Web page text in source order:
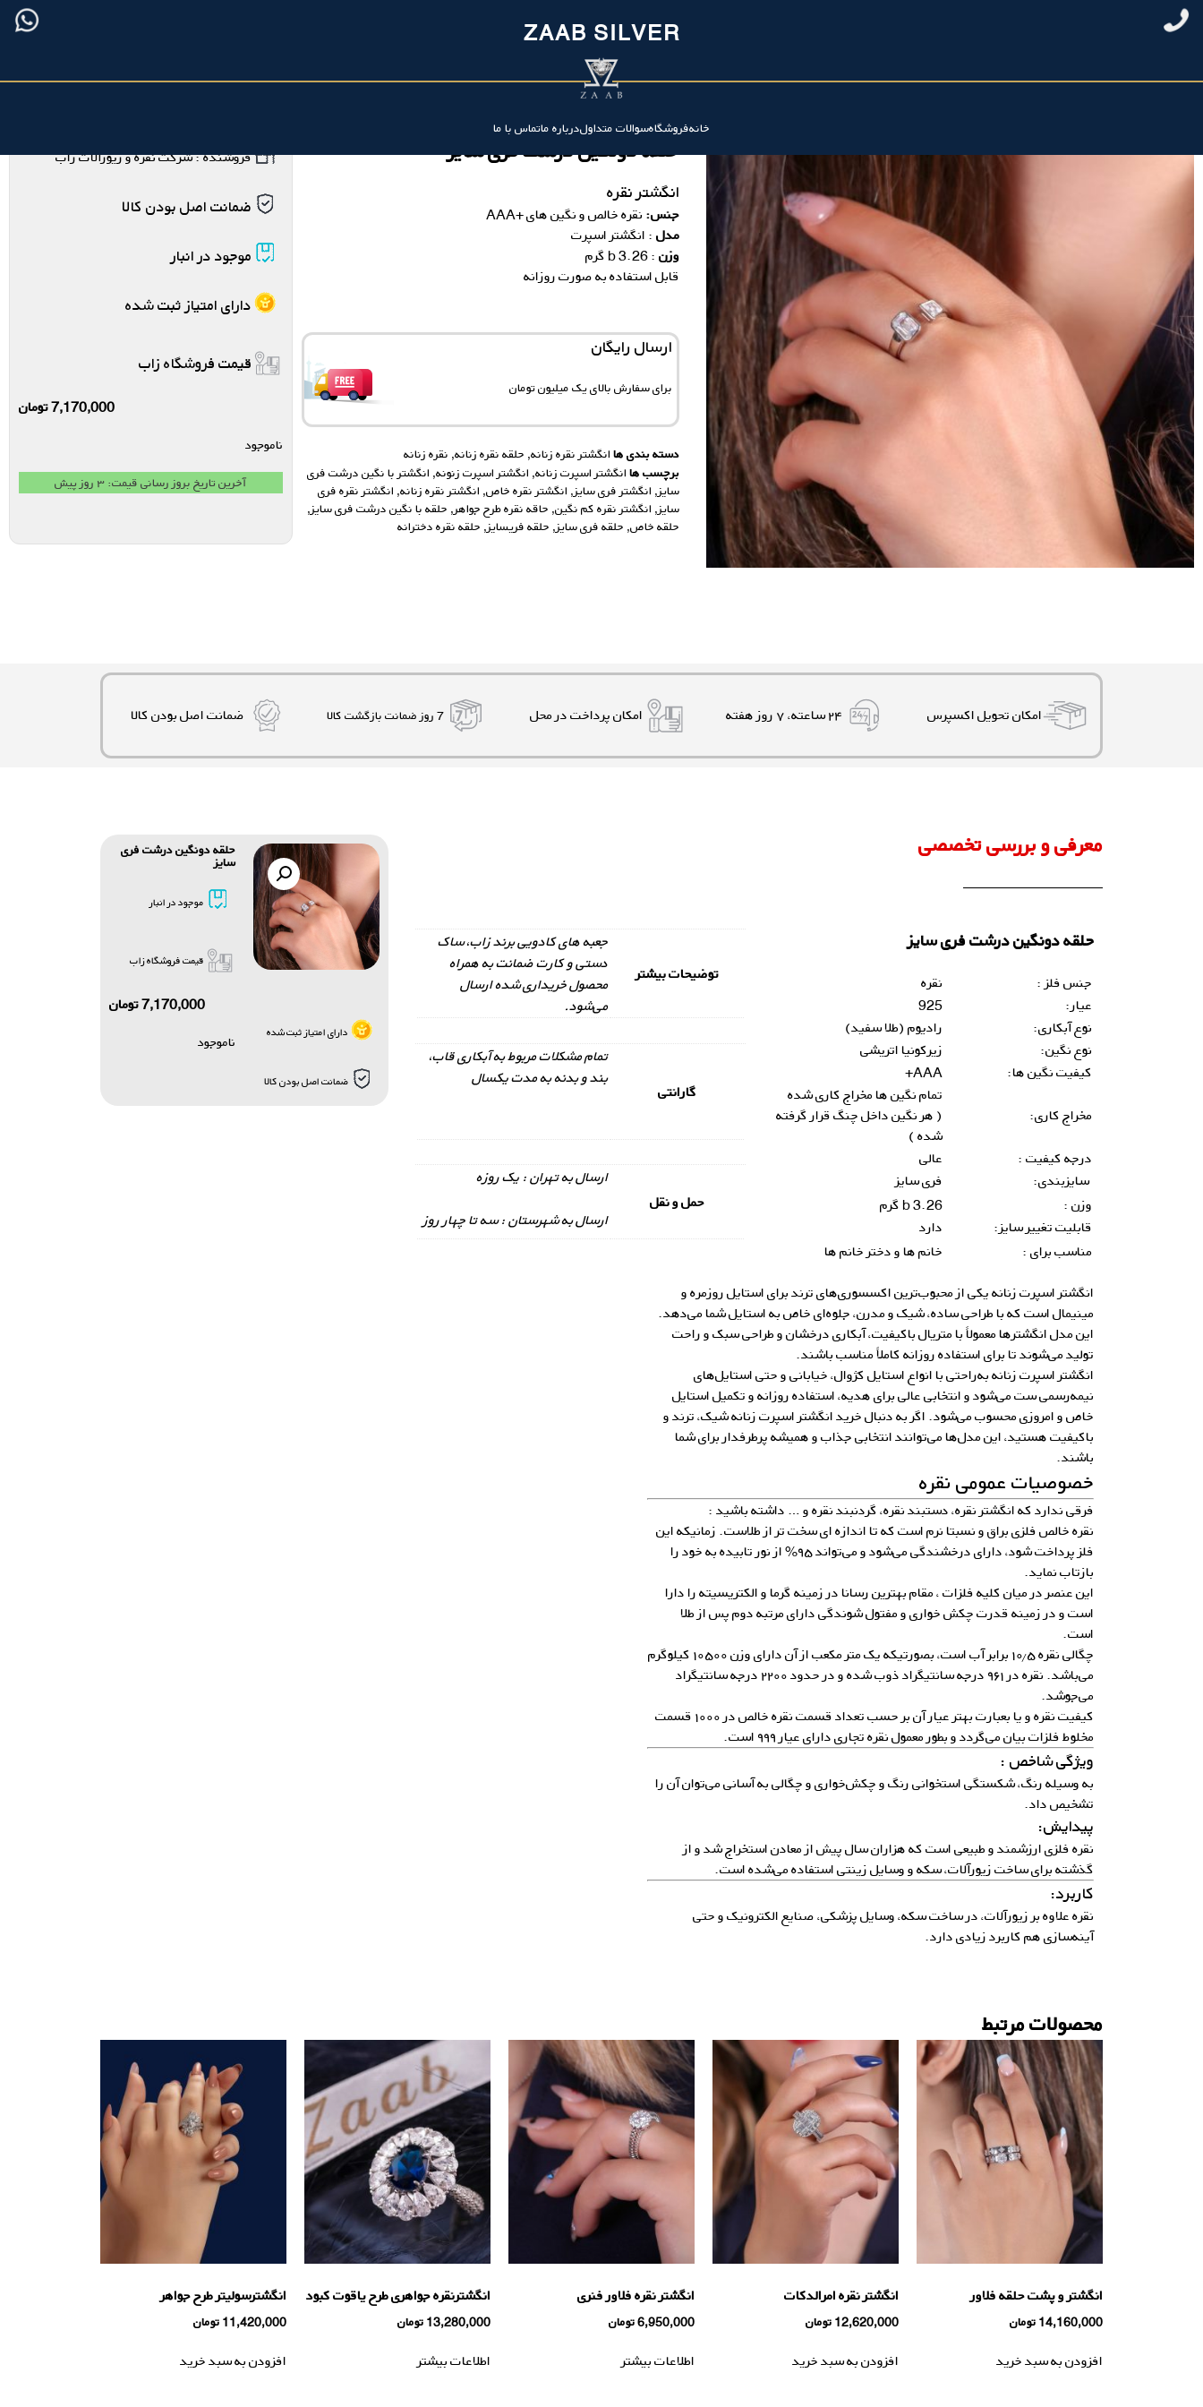
ZAAB SILVER
خانهفروشگاهسوالات متداولدرباره ماتماس با ما
خانه/
حلقه دونگین درشت فری سایز
انگشتر نقره
جنس: نقره خالص و نگین های +AAA
مدل : انگشتر اسپرت
وزن : 3.26 b گرم
قابل استفاده به صورت روزانه
ارسال رایگان
برای سفارش‌ بالای یک میلیون تومان
دسته بندی ها انگشتر نقره زنانه, حلقه نقره زنانه, نقره زنانه
برچسب ها انگشتر اسپرت زنانه, انگشتر اسپرت زنونه, انگشتر با نگین درشت فری
سایز, انگشتر فری سایز, انگشتر نقره خاص, انگشتر نقره زنانه, انگشتر نقره فری
سایز, انگشتر نقره کم نگین, حاقه نقره طرح جواهر, حلقه با نگین درشت فری سایز,
حلقه خاص, حلقه فری سایز, حلقه فریسایز, حلقه نقره دخترانه
فروشنده : شرکت نقره و زیورآلات زاب
ضمانت اصل بودن کالا
موجود در انبار
دارای امتیاز ثبت شده
قیمت فروشگاه زاب
7,170,000تومان
ناموجود
آخرین تاریخ بروز رسانی قیمت: ۳ روز پیش
امکان تحویل اکسپرس ۲۴ ساعته، ۷ روز هفته امکان پرداخت در محل 7 روز ضمانت بازگشت کالا ضمانت اصل بودن کالا
معرفی و بررسی تخصصی
حلقه دونگین درشت فری سایز
جنس فلز :
نقره
عیار:
925
نوع آبکاری:
رادیوم (طلا سفید)
نوع نگین:
زیرکونیا اتریشی
کیفیت نگین ها:
AAA+
مخراج کاری:
تمام نگین ها مخراج کاری شده
( هر نگین داخل چنگ قرار گرفته
شده )
درجه کیفیت :
عالی
سایزبندی:
فری سایز
وزن :
3.26 b گرم
قابلیت تغییر سایز:
دارد
مناسب برای :
خانم ها و دختر خانم ها
توضیحات بیشتر
جعبه های کادویی برند زاب، ساک
دستی و کارت ضمانت به همراه
محصول خریداری شده ارسال
می‌شود.
گارانتی
تمام مشکلات مربوط به آبکاری قاب،
بند و بدنه به مدت یکسال
حمل و نقل
ارسال به تهران : یک روزه
ارسال به شهرستان : سه تا چهار روز
انگشتر اسپرت زنانه یکی از محبوب‌ترین اکسسوری‌های ترند برای استایل روزمره و
مینیمال است که با طراحی ساده، شیک و مدرن، جلوه‌ای خاص به استایل شما می‌دهد.
این مدل انگشترها معمولاً با متریال باکیفیت، آبکاری درخشان و طراحی سبک و راحت
تولید می‌شوند تا برای استفاده روزانه کاملاً مناسب باشند.
انگشتر اسپرت زنانه به‌راحتی با انواع استایل کژوال، خیابانی و حتی استایل‌های
نیمه‌رسمی ست می‌شود و انتخابی عالی برای هدیه، استفاده روزانه و تکمیل استایل
خاص و امروزی محسوب می‌شود. اگر به دنبال خرید انگشتر اسپرت زنانه شیک، ترند و
باکیفیت هستید، این مدل‌ها می‌توانند انتخابی جذاب و همیشه پرطرفدار برای شما
باشند.
خصوصیات عمومی نقره
فرقی ندارد که انگشتر نقره، دستبند نقره، گردنبند نقره و … داشته باشید :
نقره خالص فلزی براق و نسبتا نرم است که تا اندازه ای سخت تر از طلاست. زمانیکه این
فلز پرداخت شود، دارای درخشندگی می‌شود و می‌تواند ۹۵% از نور تابیده به خود را
بازتاب نماید.
این عنصر در میان کلیه فلزات ، مقام بهترین رسانا در زمینه گرما و الکتریسیته را دارا
است و در زمینه قدرت چکش خواری و مفتول شوندگی دارای مرتبه دوم پس از طلا
است.
چگالی نقره ۱۰٫۵ برابر آب است، بصورتیکه یک متر مکعب از آن دارای وزن ۱۰۵۰۰ کیلوگرم
می‌باشد. نقره در ۹۶۱ درجه سانتیگراد ذوب شده و در حدود ۲۲۰۰ درجه سانتیگراد
می‌جوشد.
کیفیت نقره و یا بعبارت بهتر عیار آن بر حسب تعداد قسمت نقره خالص در ۱۰۰۰ قسمت
مخلوط فلزات بیان می‌گردد و بطور معمول نقره تجاری دارای عیار ۹۹۹ است.
ویژگی شاخص :
به وسیله رنگ، شکستگی استخوانی رنگ و چکش‌خواری و چگالی به آسانی می‌توان آن را
تشخیص داد.
پیدایش:
نقره فلزی ارزشمند و طبیعی است که هزاران سال پیش از معادن استخراج شد و از
گذشته برای ساخت زیورآلات، سکه و وسایل زینتی استفاده می‌شده است.
کاربرد:
نقره علاوه بر زیورآلات، در ساخت سکه، وسایل پزشکی، صنایع الکترونیک و حتی
آینه‌سازی هم کاربرد زیادی دارد.
دارای امتیاز ثبت شده
ضمانت اصل بودن کالا
حلقه دونگین درشت فری
سایز
موجود در انبار
قیمت فروشگاه زاب
7,170,000تومان
ناموجود
محصولات مرتبط
انگشتر و پشت حلقه فلاور
14,160,000 تومان
افزودن به سبد خرید
انگشتر نقره امرالدکات
12,620,000 تومان
افزودن به سبد خرید
انگشتر نقره فلاور فنری
6,950,000تومان
اطلاعات بیشتر
انگشترنقره جواهری طرح یاقوت کبود
13,280,000 تومان
اطلاعات بیشتر
انگشترسولیتر طرح جواهر
11,420,000 تومان
افزودن به سبد خرید